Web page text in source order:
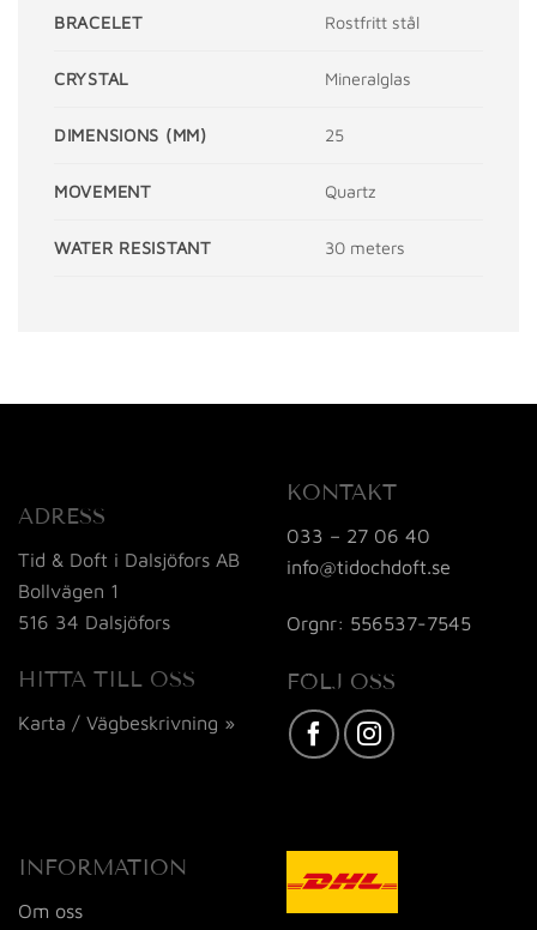
BRACELET Rostfritt stål
CRYSTAL Mineralglas
DIMENSIONS (MM) 25
MOVEMENT Quartz
WATER RESISTANT 30 meters
ADRESS
Tid & Doft i Dalsjöfors AB
Bollvägen 1
516 34 Dalsjöfors
HITTA TILL OSS
Karta / Vägbeskrivning »
KONTAKT
033 – 27 06 40
info@tidochdoft.se
Orgnr: 556537-7545
FÖLJ OSS
INFORMATION
Om oss